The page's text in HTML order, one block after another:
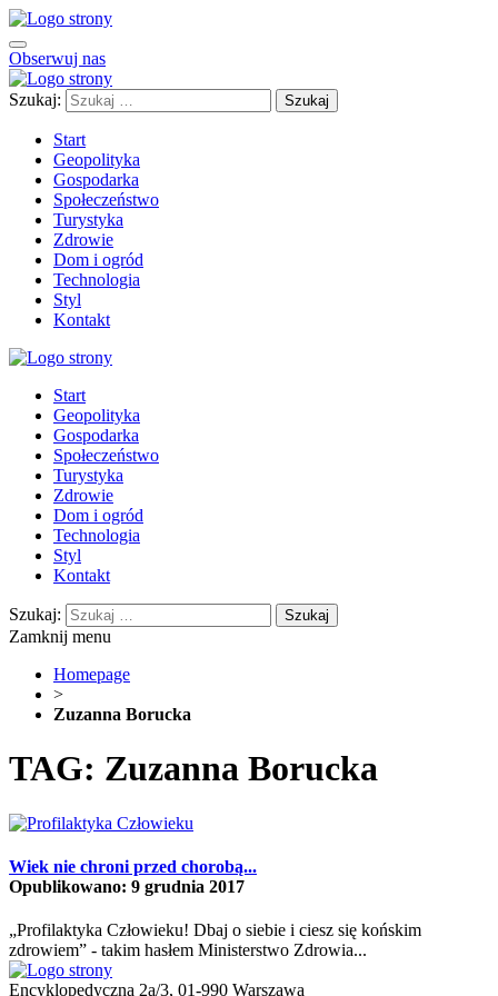
Obserwuj nas
Szukaj:
Start
Geopolityka
Gospodarka
Społeczeństwo
Turystyka
Zdrowie
Dom i ogród
Technologia
Styl
Kontakt
Start
Geopolityka
Gospodarka
Społeczeństwo
Turystyka
Zdrowie
Dom i ogród
Technologia
Styl
Kontakt
Szukaj:
Zamknij menu
Homepage
>
Zuzanna Borucka
TAG: Zuzanna Borucka
Wiek nie chroni przed chorobą...
Opublikowano: 9 grudnia 2017
„Profilaktyka Człowieku! Dbaj o siebie i ciesz się końskim
zdrowiem” - takim hasłem Ministerstwo Zdrowia...
Encyklopedyczna 2a/3, 01-990 Warszawa